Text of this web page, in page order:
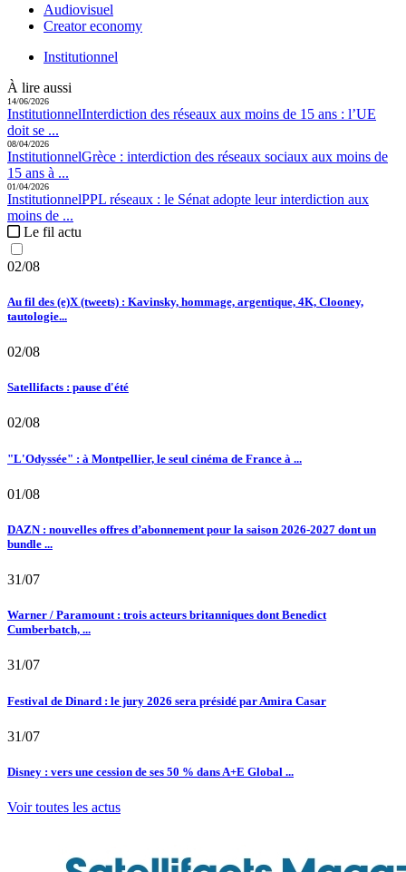
Audiovisuel
Creator economy
Institutionnel
À lire aussi
14/06/2026
InstitutionnelInterdiction des réseaux aux moins de 15 ans : l’UE
doit se ...
08/04/2026
InstitutionnelGrèce : interdiction des réseaux sociaux aux moins de
15 ans à ...
01/04/2026
InstitutionnelPPL réseaux : le Sénat adopte leur interdiction aux
moins de ...
Le fil actu
02/08
Au fil des (e)X (tweets) : Kavinsky, hommage, argentique, 4K, Clooney,
tautologie...
02/08
Satellifacts : pause d'été
02/08
"L'Odyssée" : à Montpellier, le seul cinéma de France à ...
01/08
DAZN : nouvelles offres d’abonnement pour la saison 2026-2027 dont un
bundle ...
31/07
Warner / Paramount : trois acteurs britanniques dont Benedict
Cumberbatch, ...
31/07
Festival de Dinard : le jury 2026 sera présidé par Amira Casar
31/07
Disney : vers une cession de ses 50 % dans A+E Global ...
Voir toutes les actus